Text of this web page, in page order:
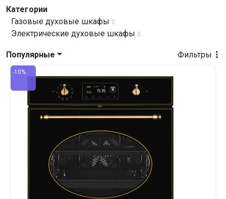
Категории
Газовые духовые шкафы 0
Электрические духовые шкафы 0
Фильтры
Популярные
-10%